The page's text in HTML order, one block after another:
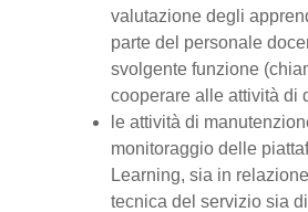
valutazione degli
parte del personale
svolgente funzione
cooperare alle attività di
le attività di
monitoraggio delle
Learning, sia in
tecnica del servizio sia